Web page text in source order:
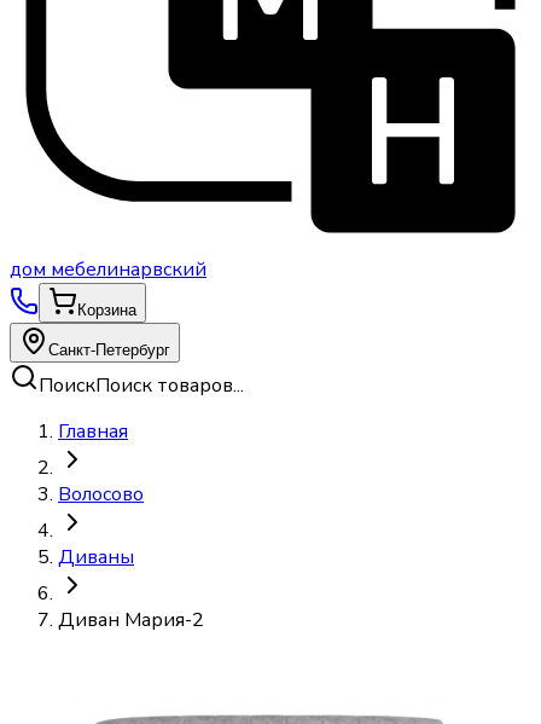
дом мебелинарвский
Корзина
Санкт-Петербург
ПоискПоиск товаров...
Главная
Волосово
Диваны
Диван Мария-2